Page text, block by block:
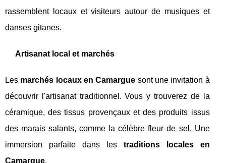
rassemblent locaux et visiteurs autour de musiques et
danses gitanes.
Artisanat local et marchés
Les marchés locaux en Camargue sont une invitation à
découvrir l'artisanat traditionnel. Vous y trouverez de la
céramique, des tissus provençaux et des produits issus
des marais salants, comme la célèbre fleur de sel. Une
immersion parfaite dans les traditions locales en
Camargue.